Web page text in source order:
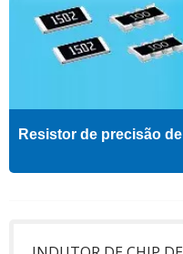
Resistor de precisão